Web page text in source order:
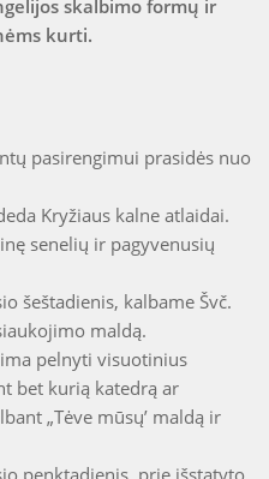
skalbimo formų ir
kurti.
pasirengimui prasidės nuo
Kryžiaus kalne atlaidai.
senelių ir pagyvenusių
šeštadienis, kalbame Švč.
maldą.
pelnyti visuotinius
bet kurią katedrą ar
„Tėve mūsų’ maldą ir
penktadienis, prie išstatyto